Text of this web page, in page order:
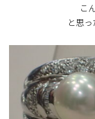
こ
と思